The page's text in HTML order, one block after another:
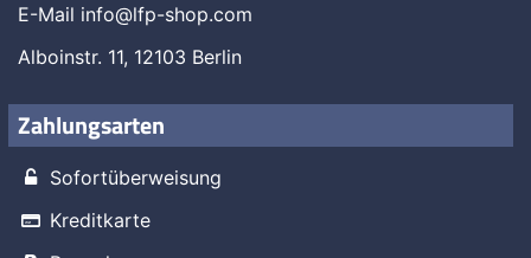
E-Mail info@lfp-shop.com
Alboinstr. 11, 12103 Berlin
Zahlungsarten
Sofortüberweisung
Kreditkarte